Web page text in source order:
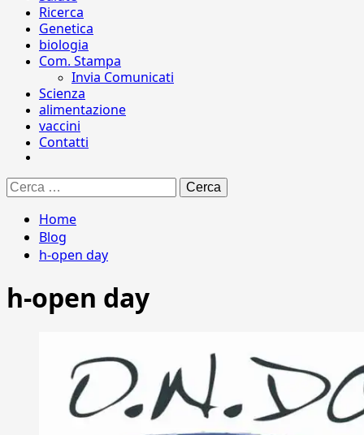
Ricerca
Genetica
biologia
Com. Stampa
Invia Comunicati
Scienza
alimentazione
vaccini
Contatti
Ricerca
per:
Home
Blog
h-open day
h-open day